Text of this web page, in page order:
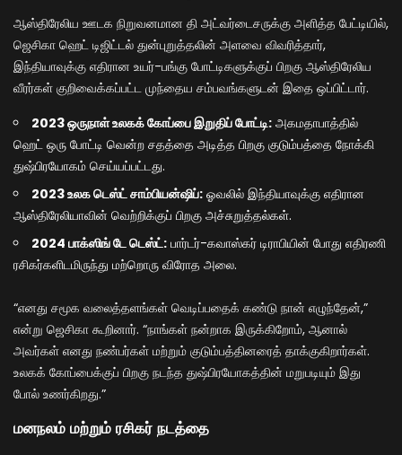
ஆஸ்திரேலிய ஊடக நிறுவனமான தி அட்வர்டைசருக்கு அளித்த பேட்டியில்,
ஜெசிகா ஹெட் டிஜிட்டல் துன்புறுத்தலின் அளவை விவரித்தார்,
இந்தியாவுக்கு எதிரான உயர்-பங்கு போட்டிகளுக்குப் பிறகு ஆஸ்திரேலிய
வீரர்கள் குறிவைக்கப்பட்ட முந்தைய சம்பவங்களுடன் இதை ஒப்பிட்டார்.
2023 ஒருநாள் உலகக் கோப்பை இறுதிப் போட்டி: அகமதாபாத்தில்
ஹெட் ஒரு போட்டி வென்ற சதத்தை அடித்த பிறகு குடும்பத்தை நோக்கி
துஷ்பிரயோகம் செய்யப்பட்டது.
2023 உலக டெஸ்ட் சாம்பியன்ஷிப்: ஓவலில் இந்தியாவுக்கு எதிரான
ஆஸ்திரேலியாவின் வெற்றிக்குப் பிறகு அச்சுறுத்தல்கள்.
2024 பாக்ஸிங் டே டெஸ்ட்: பார்டர்-கவாஸ்கர் டிராபியின் போது எதிரணி
ரசிகர்களிடமிருந்து மற்றொரு விரோத அலை.
“எனது சமூக வலைத்தளங்கள் வெடிப்பதைக் கண்டு நான் எழுந்தேன்,”
என்று ஜெசிகா கூறினார். “நாங்கள் நன்றாக இருக்கிறோம், ஆனால்
அவர்கள் எனது நண்பர்கள் மற்றும் குடும்பத்தினரைத் தாக்குகிறார்கள்.
உலகக் கோப்பைக்குப் பிறகு நடந்த துஷ்பிரயோகத்தின் மறுபடியும் இது
போல் உணர்கிறது.”
மனநலம் மற்றும் ரசிகர் நடத்தை